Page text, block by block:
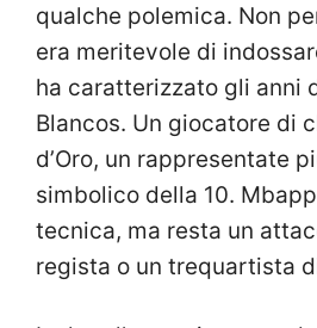
qualche polemica. Non
era meritevole di
ha caratterizzato gli anni
Blancos. Un giocatore di
d’Oro, un rappresentate
simbolico della 10.
tecnica, ma resta un
regista o un trequartista